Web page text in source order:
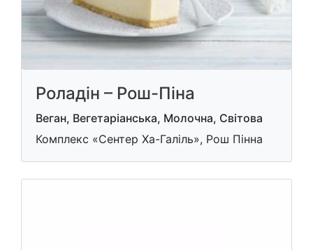
Роладін – Рош-Піна
Веган, Вегетаріанська, Молочна, Світова
Комплекс «Сентер Ха-Галіль», Рош Пінна